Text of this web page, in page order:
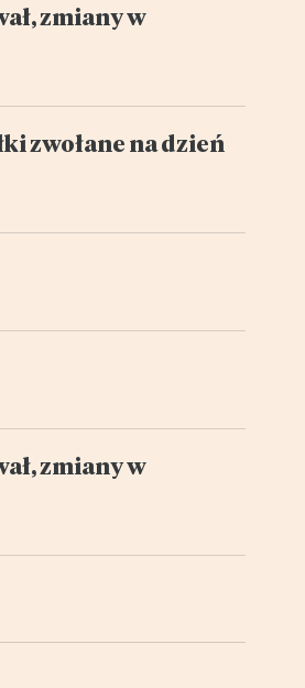
zmiany w
zwołane na dzień
zmiany w